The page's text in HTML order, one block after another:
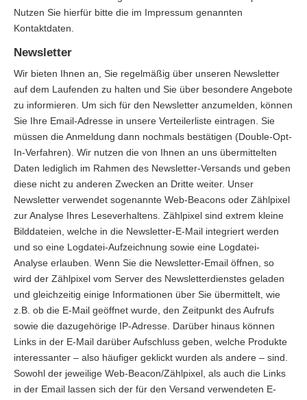
Nutzen Sie hierfür bitte die im Impressum genannten
Kontaktdaten.
Newsletter
Wir bieten Ihnen an, Sie regelmäßig über unseren Newsletter
auf dem Laufenden zu halten und Sie über besondere Angebote
zu informieren. Um sich für den Newsletter anzumelden, können
Sie Ihre Email-Adresse in unsere Verteilerliste eintragen. Sie
müssen die Anmeldung dann nochmals bestätigen (Double-Opt-
In-Verfahren). Wir nutzen die von Ihnen an uns übermittelten
Daten lediglich im Rahmen des Newsletter-Versands und geben
diese nicht zu anderen Zwecken an Dritte weiter. Unser
Newsletter verwendet sogenannte Web-Beacons oder Zählpixel
zur Analyse Ihres Leseverhaltens. Zählpixel sind extrem kleine
Bilddateien, welche in die Newsletter-E-Mail integriert werden
und so eine Logdatei-Aufzeichnung sowie eine Logdatei-
Analyse erlauben. Wenn Sie die Newsletter-Email öffnen, so
wird der Zählpixel vom Server des Newsletterdienstes geladen
und gleichzeitig einige Informationen über Sie übermittelt, wie
z.B. ob die E-Mail geöffnet wurde, den Zeitpunkt des Aufrufs
sowie die dazugehörige IP-Adresse. Darüber hinaus können
Links in der E-Mail darüber Aufschluss geben, welche Produkte
interessanter – also häufiger geklickt wurden als andere – sind.
Sowohl der jeweilige Web-Beacon/Zählpixel, als auch die Links
in der Email lassen sich der für den Versand verwendeten E-